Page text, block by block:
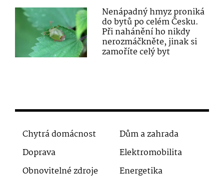
Nenápadný hmyz proniká
do bytů po celém Česku.
Při nahánění ho nikdy
nerozmáčkněte, jinak si
zamoříte celý byt
Chytrá domácnost
Dům a zahrada
Doprava
Elektromobilita
Obnovitelné zdroje
Energetika